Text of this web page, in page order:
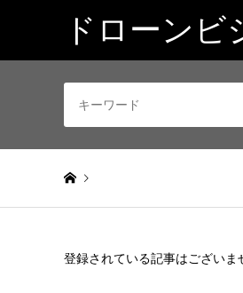
ドローンビ
登録されている記事はございま